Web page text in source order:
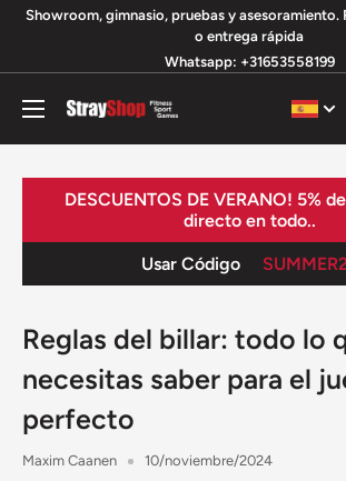
al
contenido
Showroom, gimnasio, pruebas y asesoramiento.
o entrega rápida
Whatsapp: +31653558199
StrayShop
B.V.
DESCUENTOS DE VERANO! 5%
directo en todo..
Usar Código
Reglas del billar: todo lo
necesitas saber para el
perfecto
Maxim Caanen 10/noviembre/2024